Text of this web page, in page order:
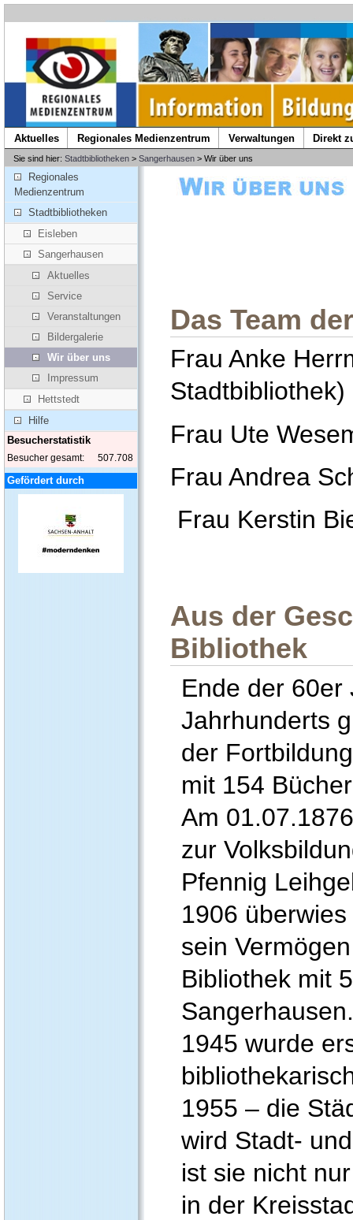
Aktuelles Regionales Medienzentrum Verwaltungen Direkt
Sie sind hier: Stadtbibliotheken> Sangerhausen> Wir über uns
Regionales
Medienzentrum
Stadtbibliotheken
Eisleben
Sangerhausen
Aktuelles
Service
Veranstaltungen
Bildergalerie
Wir über uns
Impressum
Hettstedt
Hilfe
Besucherstatistik
Besucher gesamt: 507.708
Gefördert durch
Das Team
Frau Anke
Stadtbibliothek)
Frau Ute
Frau Andrea
Frau Kerstin
Aus der
Bibliothek
Ende der 60er
Jahrhunderts
der
mit 154
Am
zur
Pfennig
1906
sein
Bibliothek mit
Sangerhausen.
1945 wurde
1955 – die
wird Stadt-
ist sie nicht
in der